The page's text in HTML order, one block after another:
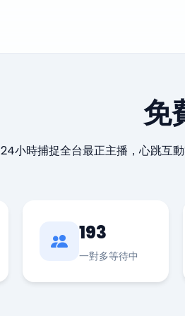
免
24小時捕捉全台最正主播，心跳互
193
一對多等待中